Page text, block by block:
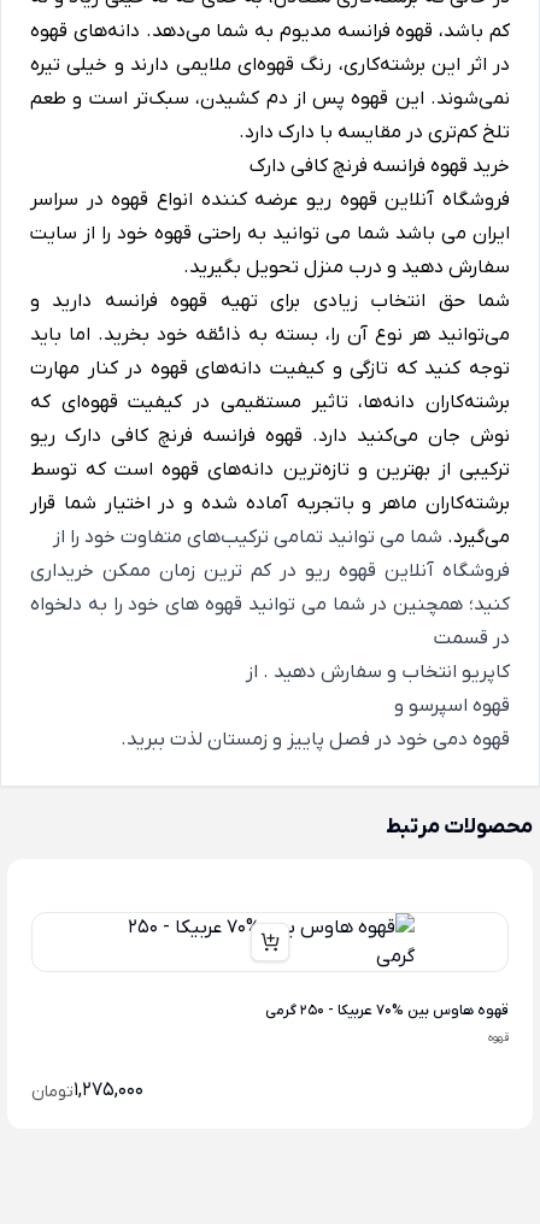
کم باشد، قهوه فرانسه مدیوم به شما می‌دهد. دانه‌های قهوه
در اثر این برشته‌کاری، رنگ قهوه‌ای ملایمی دارند و خیلی تیره
نمی‌شوند. این قهوه پس از دم کشیدن، سبک‌تر است و طعم
تلخ کم‌تری در مقایسه با دارک دارد.
خرید قهوه فرانسه فرنچ کافی دارک
فروشگاه آنلاین قهوه ریو عرضه کننده انواع قهوه در سراسر
ایران می باشد شما می توانید به راحتی قهوه خود را از سایت
سفارش دهید و درب منزل تحویل بگیرید.
شما حق انتخاب زیادی برای تهیه قهوه فرانسه دارید و
می‌توانید هر نوع آن را، بسته به ذائقه خود بخرید. اما باید
توجه کنید که تازگی و کیفیت دانه‌های قهوه در کنار مهارت
برشته‌کاران دانه‌ها، تاثیر مستقیمی در کیفیت قهوه‌ای که
نوش جان می‌کنید دارد. قهوه فرانسه فرنچ کافی دارک ریو
ترکیبی از بهترین و تازه‌ترین دانه‌های قهوه است که توسط
برشته‌کاران ماهر و باتجربه آماده شده و در اختیار شما قرار
می‌گیرد. شما می توانید تمامی ترکیب‌های متفاوت خود را از
فروشگاه آنلاین قهوه ریو در کم ترین زمان ممکن خریداری
کنید؛ همچنین در شما می توانید قهوه های خود را به دلخواه
در قسمت
کاپریو انتخاب و سفارش دهید . از
قهوه اسپرسو و
قهوه دمی خود در فصل پاییز و زمستان لذت ببرید.
محصولات مرتبط
قهوه هاوس بین %70 عربیکا - 250 گرمی
قهوه
1,275,000تومان